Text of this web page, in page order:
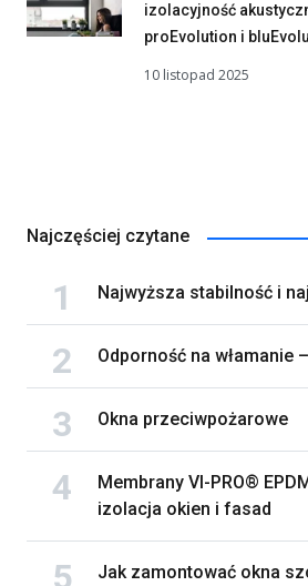
izolacyjność
proEvolution i
10 listopad 2025
Najczęściej czytane
Najwyższa stabilność i
Odporność na włamanie
Okna przeciwpożarowe
Membrany VI-PRO®
izolacja okien i fasad
Jak zamontować okna